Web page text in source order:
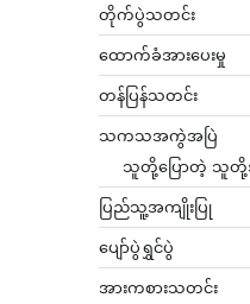
တိုက်ပွဲသတင်း
ထောက်ခံအားပေးမှု
တန်ပြန်သတင်း
သကသအကွဲအပြဲ
သူတို့ပြောတဲ့ သူတို့
ပြည်သူ့အကျိုးပြု
ပျော်ပွဲရွှင်ပွဲ
အားကစားသတင်း